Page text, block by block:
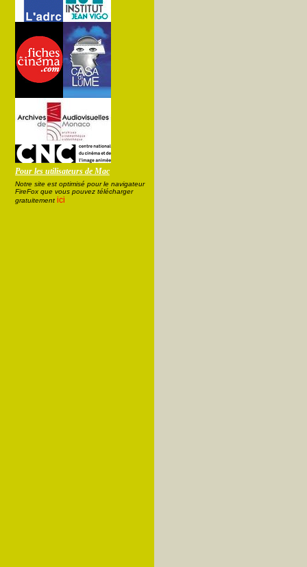
Pour les utilisateurs de Mac
Notre site est optimisé pour le navigateur
FireFox que vous pouvez télécharger
gratuitement ici